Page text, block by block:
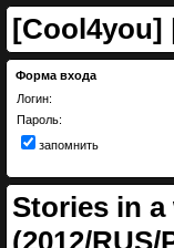
[Cool4you]
Форма входа
Логин:
Пароль:
запомнить
Stories in
(2012/RUS/